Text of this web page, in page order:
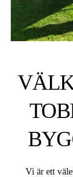
Vi är ett